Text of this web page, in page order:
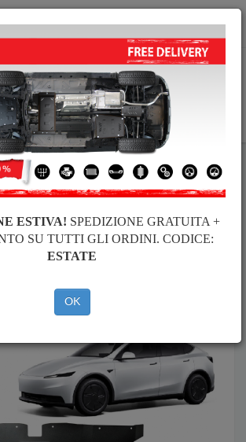
info@piastraparamotore.com
di acciaio Tesla
di acciaio Tesla Model Y
Brands
ESTIVA! SPEDIZIONE GRATUITA +
SU TUTTI GLI ORDINI. CODICE:
ESTATE
OK